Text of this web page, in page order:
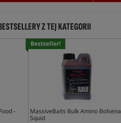
Z TEJ KATEGORII
-
Bestseller!
MassiveBaits Bulk Amino Bolsena
Squid